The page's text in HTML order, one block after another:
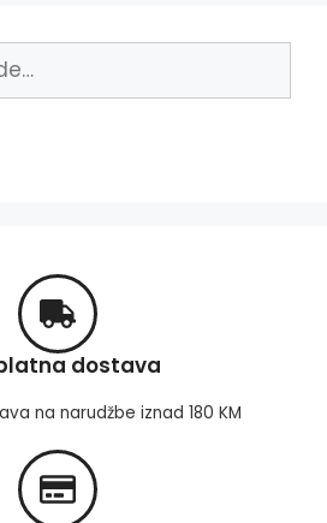
dostava
na narudžbe iznad 180 KM